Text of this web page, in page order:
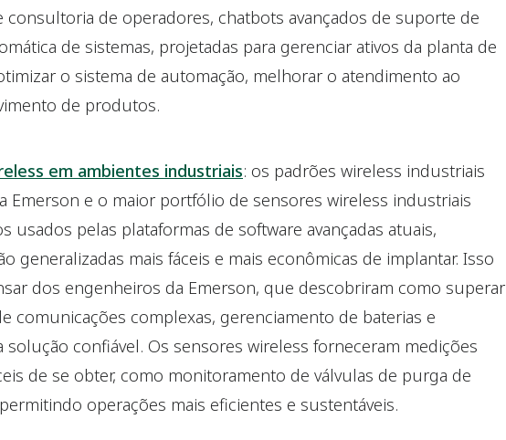
consultoria de operadores, chatbots avançados de suporte de
de sistemas, projetadas para gerenciar ativos da planta de
o sistema de automação, melhorar o atendimento ao
de produtos.
em ambientes industriais: os padrões wireless industriais
Emerson e o maior portfólio de sensores wireless industriais
usados pelas plataformas de software avançadas atuais,
generalizadas mais fáceis e mais econômicas de implantar. Isso
dos engenheiros da Emerson, que descobriram como superar
comunicações complexas, gerenciamento de baterias e
confiável. Os sensores wireless forneceram medições
de se obter, como monitoramento de válvulas de purga de
operações mais eficientes e sustentáveis.